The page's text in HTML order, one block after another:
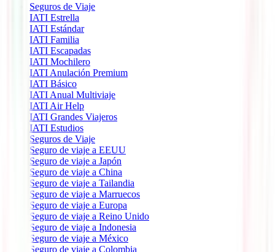
Seguros de Viaje
IATI Estrella
IATI Estándar
IATI Familia
IATI Escapadas
IATI Mochilero
IATI Anulación Premium
IATI Básico
IATI Anual Multiviaje
IATI Air Help
IATI Grandes Viajeros
IATI Estudios
Seguros de Viaje
Seguro de viaje a EEUU
Seguro de viaje a Japón
Seguro de viaje a China
Seguro de viaje a Tailandia
Seguro de viaje a Marruecos
Seguro de viaje a Europa
Seguro de viaje a Reino Unido
Seguro de viaje a Indonesia
Seguro de viaje a México
Seguro de viaje a Colombia